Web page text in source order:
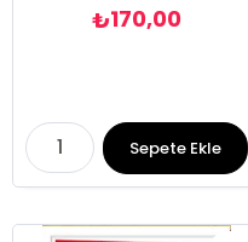
₺170,00
Sepete Ekle